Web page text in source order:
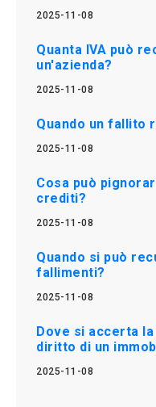
2025-11-08
Quanta IVA può
un'azienda?
2025-11-08
Quando un fallito
2025-11-08
Cosa può
crediti?
2025-11-08
Quando si può
fallimenti?
2025-11-08
Dove si accerta
diritto di un
2025-11-08